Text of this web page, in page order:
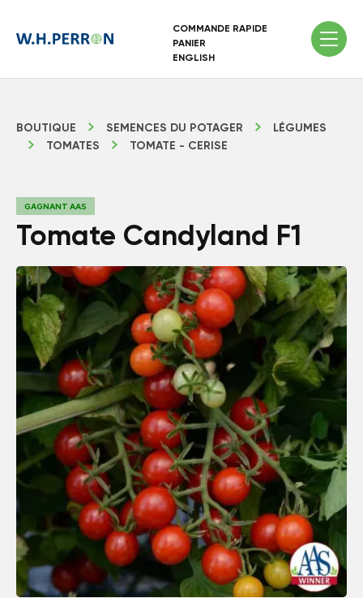
COMMANDE RAPIDE
PANIER
ENGLISH
BOUTIQUE SEMENCES DU POTAGER
LÉGUMES
TOMATES
TOMATE - CERISE
GAGNANT AAS
Tomate Candyland F1